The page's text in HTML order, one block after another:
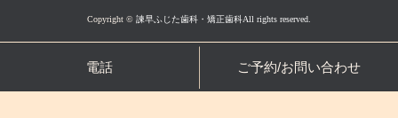
Copyright © 諫早ふじた歯科・矯正歯科All rights reserved.
電話 ご予約/お問い合わせ